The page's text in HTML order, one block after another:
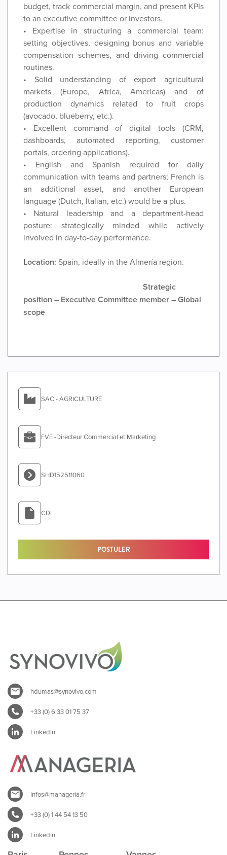
budget, track commercial margin, and present KPIs
to an executive committee or investors.
• Expertise in structuring a commercial team:
setting objectives, designing bonus and variable
compensation schemes, and driving commercial
routines.
• Solid understanding of export agricultural
markets (Europe, Africa, Americas) and of
production dynamics related to fruit crops
(avocado, blueberry, etc.).
• Excellent command of digital tools (CRM,
dashboards, automated reporting, customer
portals, ordering applications).
• English and Spanish required for daily
communication with teams and partners; French is
an additional asset, and another European
language (Dutch, Italian, etc.) would be a plus.
• Natural leadership and a department-head
posture: strategically minded while actively
involved in day-to-day performance.
Location: Spain, ideally in the Almería region.
Strategic
position – Executive Committee member – Global
scope
SAC - AGRICULTURE
FVE -Directeur Commercial et Marketing
SHD152511060
CDI
POSTULER
hdumas@synovivo.com
+33 (0) 6 33 01 75 37
Linkedin
infos@manageria.fr
+33 (0) 1 44 54 13 50
Linkedin